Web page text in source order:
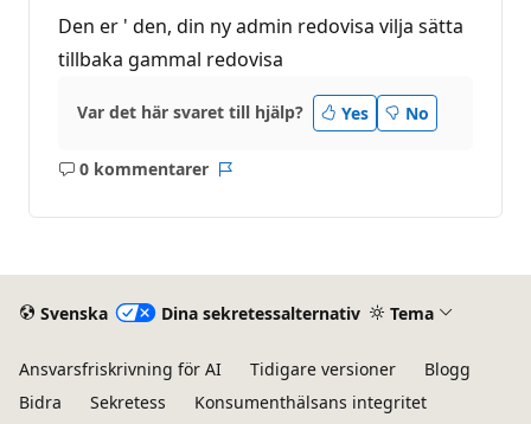
Den er ' den, din ny admin redovisa vilja sätta
tillbaka gammal redovisa
Var det här svaret till hjälp? Yes No
0 kommentarer
Inga
Svenska Dina sekretessalternativ Tema
Ansvarsfriskrivning för AI Tidigare versioner
Blogg
Bidra
Sekretess Konsumenthälsans integritet